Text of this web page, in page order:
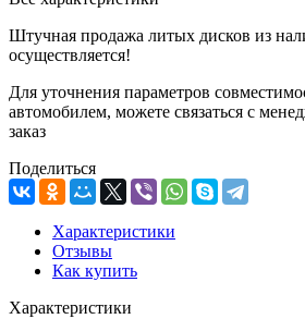
Штучная продажа литых дисков из
осуществляется!
Для уточнения параметров
автомобилем, можете связаться с
заказ
Поделиться
Характеристики
Отзывы
Как купить
Характеристики